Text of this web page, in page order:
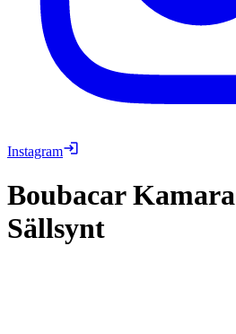
Instagram
Boubacar Kamara
Sällsynt